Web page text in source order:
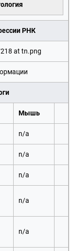
РНК
Мышь
n/a
n/a
n/a
n/a
n/a